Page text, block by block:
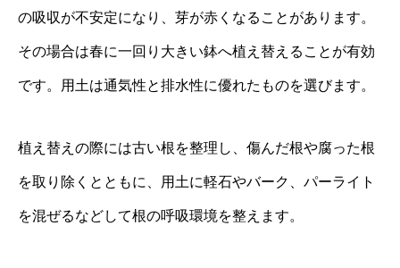
の吸収が不安定になり、芽が赤くなることがあります。
その場合は春に一回り大きい鉢へ植え替えることが有効
です。用土は通気性と排水性に優れたものを選びます。
植え替えの際には古い根を整理し、傷んだ根や腐った根
を取り除くとともに、用土に軽石やバーク、パーライト
を混ぜるなどして根の呼吸環境を整えます。